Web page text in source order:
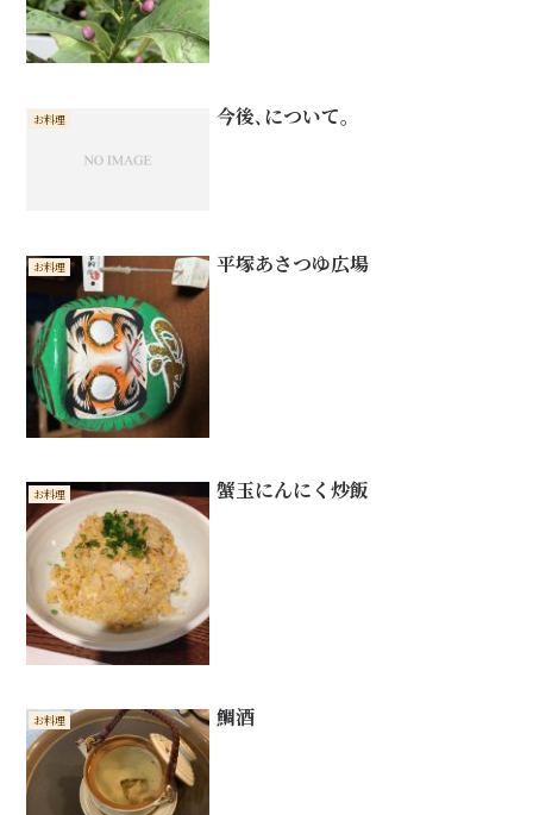
お料理 今後､について。
お料理 平塚あさつゆ広場
お料理 蟹玉にんにく炒飯
お料理 鯛酒